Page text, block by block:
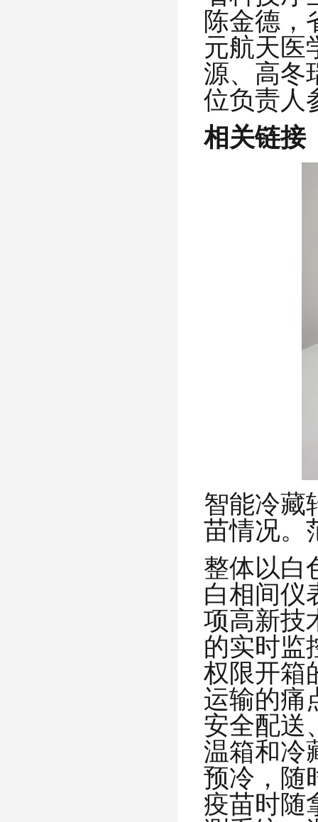
陈金德，
元航天医
源、高冬
位负责人
相关链接
智能冷藏
苗情况。
整体以白
白相间
项高新技
的实时监
权限开箱
运输的痛
安全配送
温箱和冷
预冷，随
疫苗时随